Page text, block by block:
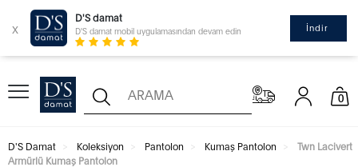
x
D'S damat
D'S damat mobil uygulamasından devam edin İndir
0
D'S Damat Koleksiyon Pantolon Kumaş Pantolon
Twn Lacivert
Armürlü Kumaş Pantolon